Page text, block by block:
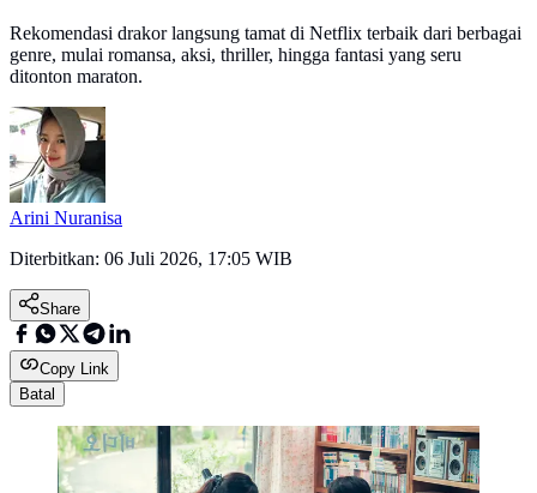
Rekomendasi drakor langsung tamat di Netflix terbaik dari berbagai
genre, mulai romansa, aksi, thriller, hingga fantasi yang seru
ditonton maraton.
Arini Nuranisa
Diterbitkan: 06 Juli 2026, 17:05 WIB
Share
Copy Link
Batal